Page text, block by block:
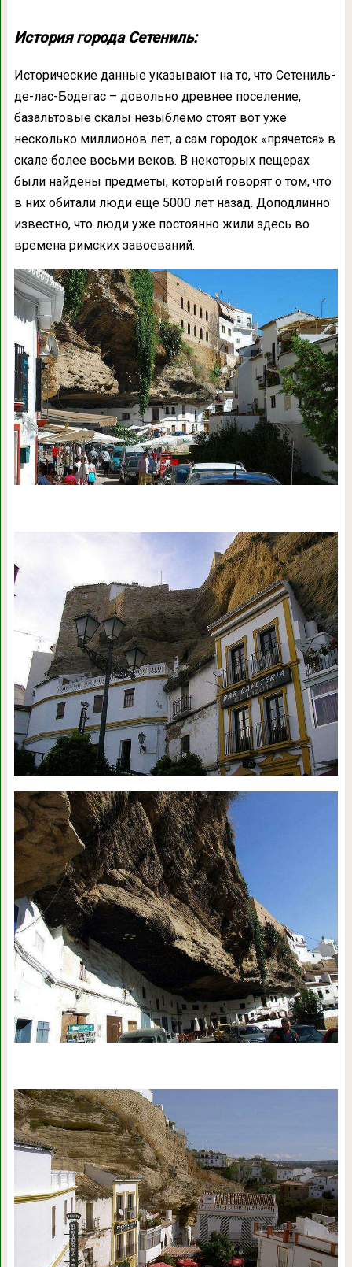
История города Сетениль:
Исторические данные указывают на то, что Сетениль-
де-лас-Бодегас – довольно древнее поселение,
базальтовые скалы незыблемо стоят вот уже
несколько миллионов лет, а сам городок «прячется» в
скале более восьми веков. В некоторых пещерах
были найдены предметы, который говорят о том, что
в них обитали люди еще 5000 лет назад. Доподлинно
известно, что люди уже постоянно жили здесь во
времена римских завоеваний.